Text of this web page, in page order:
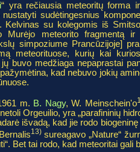
“ yra rečiausia meteoritų forma
sudėtingesnius
Kelvinas su kolegomis iš
Murėjo meteorito fragmentą
simpoziume Prancūzijoje]
meteorituose, kurių kai
buvo medžiaga nepaprastai
kad nebuvo jokių
m. B. Nagy, W. Meinschein'o
Orgeuilio, yra „parafininių
išvadą, kad jie rodo
13)sureagavo „Nature“
Bet tai rodo, kad meteoritai